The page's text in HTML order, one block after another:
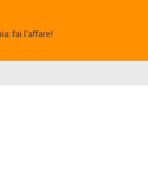
fai l'affare!